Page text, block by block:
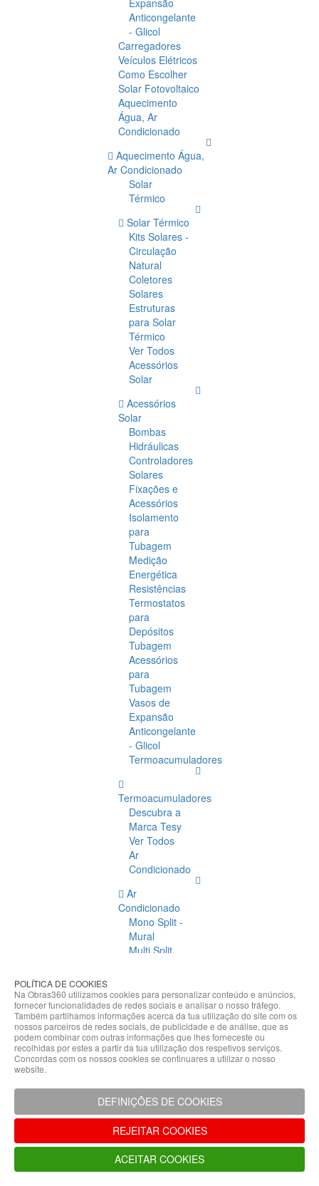
Expansão
Anticongelante
- Glicol
Carregadores
Veículos Elétricos
Como Escolher
Solar Fotovoltaico
Aquecimento
Água, Ar
Condicionado
Aquecimento Água,
Ar Condicionado
Solar
Térmico
Solar Térmico
Kits Solares -
Circulação
Natural
Coletores
Solares
Estruturas
para Solar
Térmico
Ver Todos
Acessórios
Solar
Acessórios
Solar
Bombas
Hidráulicas
Controladores
Solares
Fixações e
Acessórios
Isolamento
para
Tubagem
Medição
Energética
Resistências
Termostatos
para
Depósitos
Tubagem
Acessórios
para
Tubagem
Vasos de
Expansão
Anticongelante
- Glicol
Termoacumuladores
Termoacumuladores
Descubra a
Marca Tesy
Ver Todos
Ar
Condicionado
Ar
Condicionado
Mono Split -
Mural
Multi Split
Condicionado
Acessórios
Climatização
Acessórios
Climatização
Hidráulicas
Controladores
Fixações e
Acessórios
Isolamento
para
Tubagem
POLÍTICA DE COOKIES
Na Obras360 utilizamos cookies para personalizar conteúdo e anúncios,
fornecer funcionalidades de redes sociais e analisar o nosso tráfego.
Também partilhamos informações acerca da tua utilização do site com os
nossos parceiros de redes sociais, de publicidade e de análise, que as
podem combinar com outras informações que lhes forneceste ou
recolhidas por estes a partir da tua utilização dos respetivos serviços.
Concordas com os nossos cookies se continuares a utilizar o nosso
website.
DEFINIÇÕES DE COOKIES
REJEITAR COOKIES
ACEITAR COOKIES